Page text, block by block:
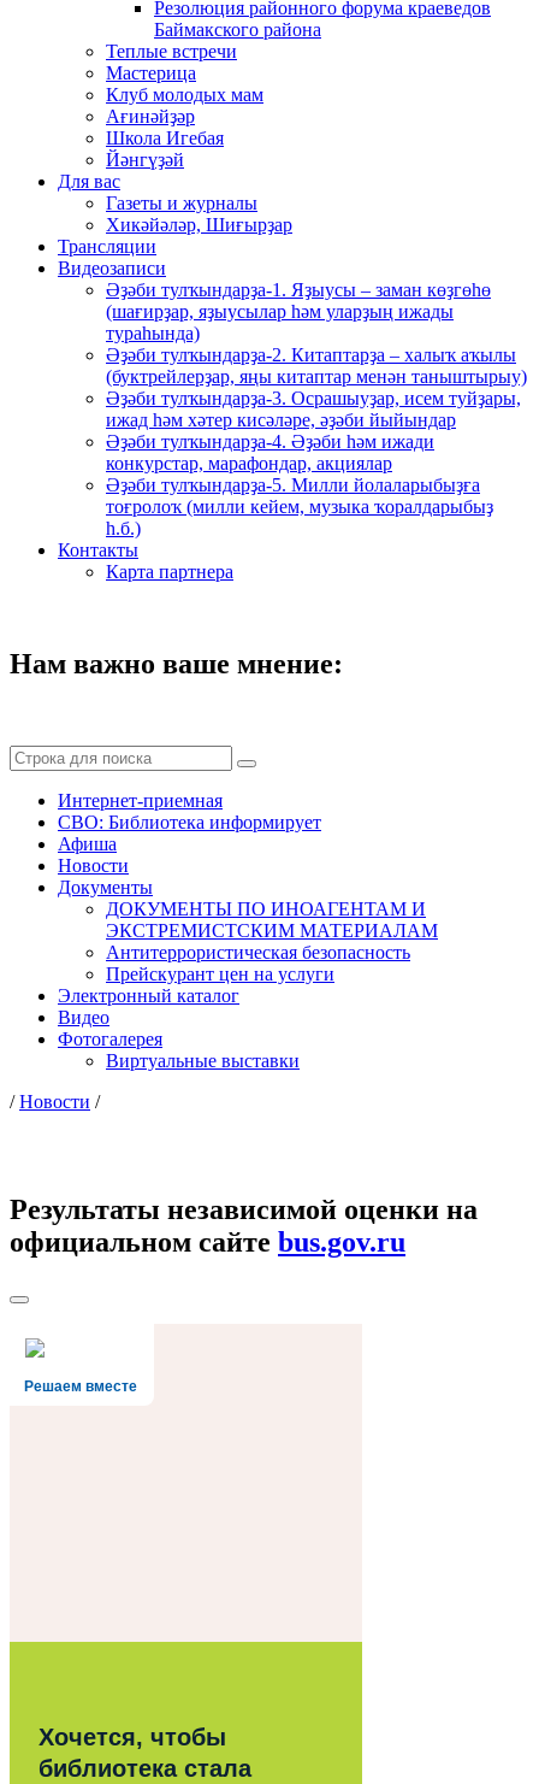
Резолюция районного форума краеведов
Баймакского района
Теплые встречи
Мастерица
Клуб молодых мам
Ағинәйҙәр
Школа Игебая
Йәнгүҙәй
Для вас
Газеты и журналы
Хикәйәләр, Шиғырҙар
Трансляции
Видеозаписи
Әҙәби тулҡындарҙа-1. Яҙыусы – заман көҙгөһө
(шағирҙар, яҙыусылар һәм уларҙың ижады
тураһында)
Әҙәби тулҡындарҙа-2. Китаптарҙа – халыҡ аҡылы
(буктрейлерҙар, яңы китаптар менән таныштырыу)
Әҙәби тулҡындарҙа-3. Осрашыуҙар, исем туйҙары,
ижад һәм хәтер кисәләре, әҙәби йыйындар
Әҙәби тулҡындарҙа-4. Әҙәби һәм ижади
конкурстар, марафондар, акциялар
Әҙәби тулҡындарҙа-5. Милли йолаларыбыҙға
тоғролоҡ (милли кейем, музыка ҡоралдарыбыҙ
һ.б.)
Контакты
Карта партнера
Нам важно ваше мнение:
Интернет-приемная
СВО: Библиотека информирует
Афиша
Новости
Документы
ДОКУМЕНТЫ ПО ИНОАГЕНТАМ И
ЭКСТРЕМИСТСКИМ МАТЕРИАЛАМ
Антитеррористическая безопасность
Прейскурант цен на услуги
Электронный каталог
Видео
Фотогалерея
Виртуальные выставки
/Новости /
Результаты независимой оценки на
официальном сайте bus.gov.ru
Решаем вместе
Хочется, чтобы
библиотека стала